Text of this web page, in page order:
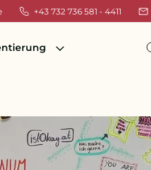
+43 732 736 581 - 4411